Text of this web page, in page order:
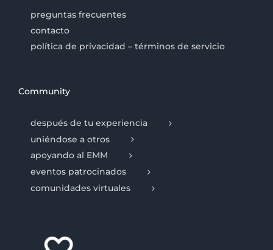
preguntas frecuentes
contacto
política de privacidad – términos de servicio
Community
después de tu experiencia
uniéndose a otros
apoyando al EMM
eventos patrocinados
comunidades virtuales